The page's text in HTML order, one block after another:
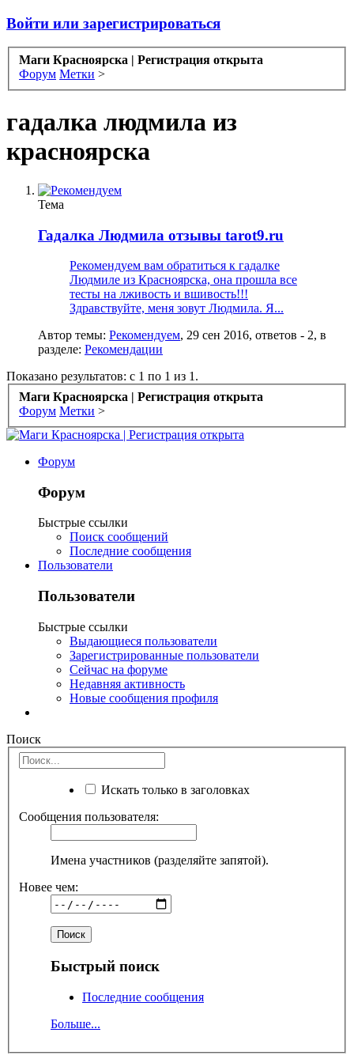
Войти или зарегистрироваться
Маги Красноярска | Регистрация открыта
Форум Метки >
гадалка людмила из
красноярска
Тема
Гадалка Людмила отзывы tarot9.ru
Рекомендуем вам обратиться к гадалке
Людмиле из Красноярска, она прошла все
тесты на лживость и вшивость!!!
Здравствуйте, меня зовут Людмила. Я...
Автор темы: Рекомендуем, 29 сен 2016, ответов - 2, в
разделе: Рекомендации
Показано результатов: с 1 по 1 из 1.
Маги Красноярска | Регистрация открыта
Форум Метки >
Форум
Форум
Быстрые ссылки
Поиск сообщений
Последние сообщения
Пользователи
Пользователи
Быстрые ссылки
Выдающиеся пользователи
Зарегистрированные пользователи
Сейчас на форуме
Недавняя активность
Новые сообщения профиля
Поиск
Искать только в заголовках
Сообщения пользователя:
Имена участников (разделяйте запятой).
Новее чем:
Быстрый поиск
Последние сообщения
Больше...